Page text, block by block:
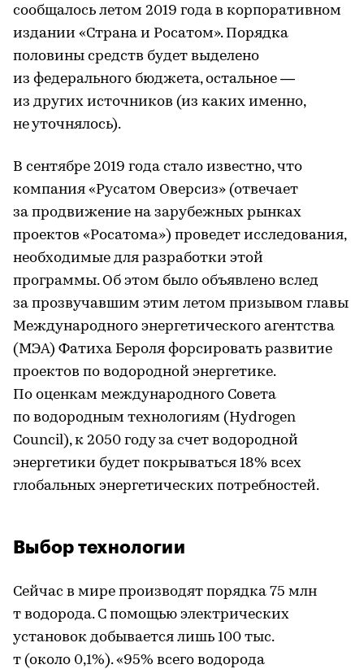
сообщалось летом 2019 года в корпоративном
издании «Страна и Росатом». Порядка
половины средств будет выделено
из федерального бюджета, остальное —
из других источников (из каких именно,
не уточнялось).
В сентябре 2019 года стало известно, что
компания «Русатом Оверсиз» (отвечает
за продвижение на зарубежных рынках
проектов «Росатома») проведет исследования,
необходимые для разработки этой
программы. Об этом было объявлено вслед
за прозвучавшим этим летом призывом главы
Международного энергетического агентства
(МЭА) Фатиха Бероля форсировать развитие
проектов по водородной энергетике.
По оценкам международного Совета
по водородным технологиям (Hydrogen
Council), к 2050 году за счет водородной
энергетики будет покрываться 18% всех
глобальных энергетических потребностей.
Выбор технологии
Сейчас в мире производят порядка 75 млн
т водорода. С помощью электрических
установок добывается лишь 100 тыс.
т (около 0,1%). «95% всего водорода